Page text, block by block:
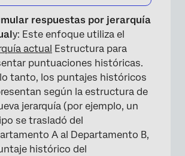
×
respuestas por jerarquía
y: Este enfoque utiliza el
actual Estructura para
puntuaciones históricas.
tanto, los puntajes históricos
según la estructura de
jerarquía (por ejemplo, un
se trasladó del
A al Departamento B,
histórico del